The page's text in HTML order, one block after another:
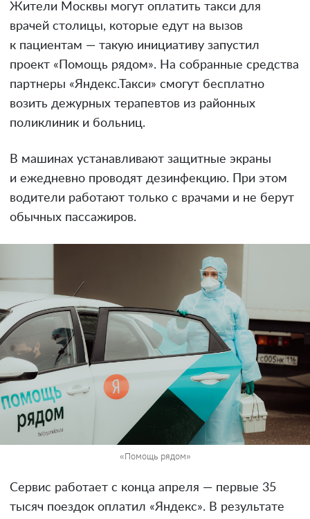
Жители Москвы могут оплатить такси для
врачей столицы, которые едут на вызов
к пациентам — такую инициативу запустил
проект «Помощь рядом». На собранные средства
партнеры «Яндекс.Такси» смогут бесплатно
возить дежурных терапевтов из районных
поликлиник и больниц.
В машинах устанавливают защитные экраны
и ежедневно проводят дезинфекцию. При этом
водители работают только с врачами и не берут
обычных пассажиров.
«Помощь рядом»
Сервис работает с конца апреля — первые 35
тысяч поездок оплатил «Яндекс». В результате